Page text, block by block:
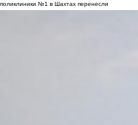
поликлиники №1 в Шахтах перенесли